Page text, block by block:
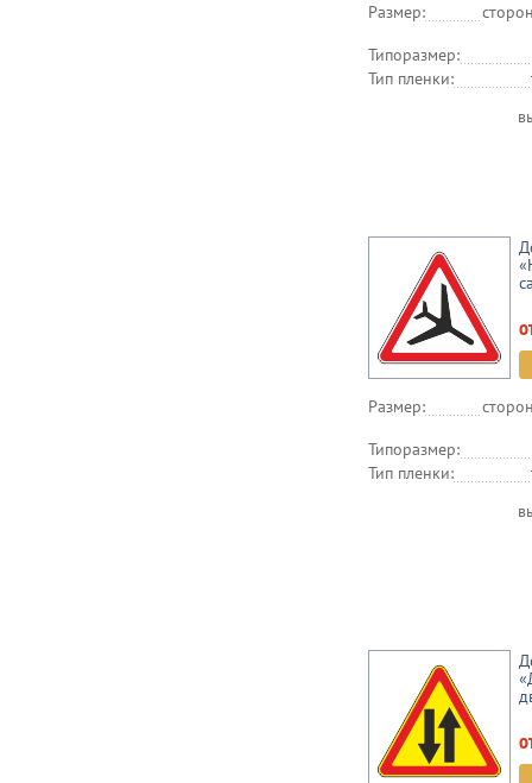
Размер:
Типоразмер:
Тип пленки:
Размер:
Типоразмер:
Тип пленки: